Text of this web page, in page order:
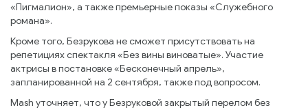
«Пигмалион», а также премьерные показы «Служебного
романа».
Кроме того, Безрукова не сможет присутствовать на
репетициях спектакля «Без вины виноватые». Участие
актрисы в постановке «Бесконечный апрель»,
запланированной на 2 сентября, также под вопросом.
Mash уточняет, что у Безруковой закрытый перелом без